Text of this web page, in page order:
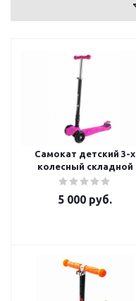
Самокат детский 3-х
колесный складной
5 000 руб.